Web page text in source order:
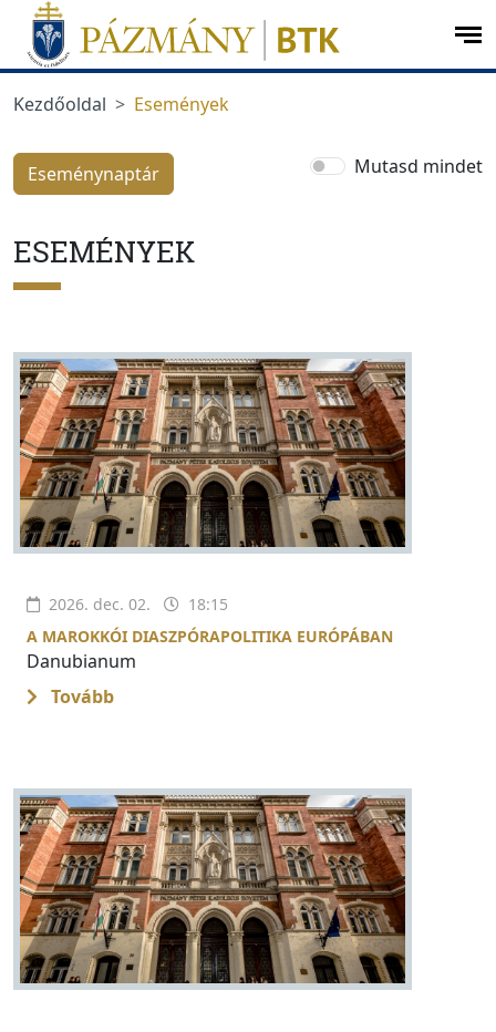
Ugrás a menüre
Ugrás a tartalomra
Kezdőoldal
Események
ESEMÉNYEK
Eseménynaptár Mutasd mindet
2026. dec. 02.
18:15
A MAROKKÓI DIASZPÓRAPOLITIKA EURÓPÁBAN
Danubianum
Tovább